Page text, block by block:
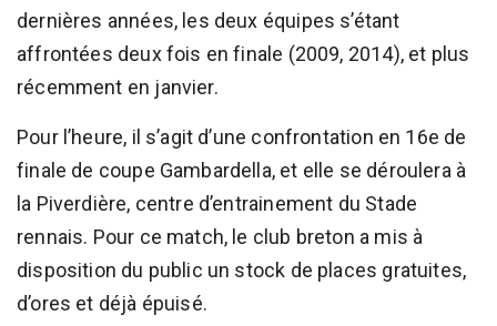
dernières années, les deux équipes s’étant
affrontées deux fois en finale (2009, 2014), et plus
récemment en janvier.
Pour l’heure, il s’agit d’une confrontation en 16e de
finale de coupe Gambardella, et elle se déroulera à
la Piverdière, centre d’entrainement du Stade
rennais. Pour ce match, le club breton a mis à
disposition du public un stock de places gratuites,
d’ores et déjà épuisé.